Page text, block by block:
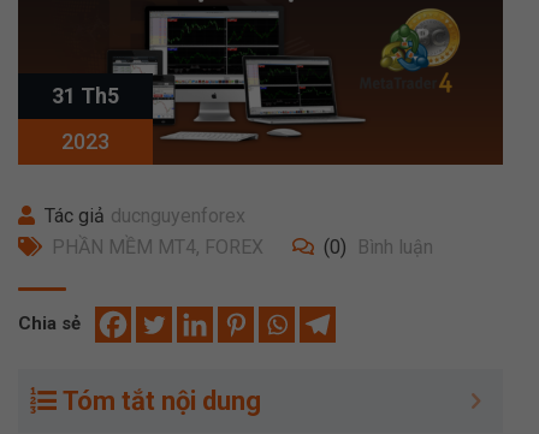
31 Th5
2023
Tác giả ducnguyenforex
PHẦN MỀM MT4, FOREX (0) Bình luận
Chia sẻ
Tóm tắt nội dung